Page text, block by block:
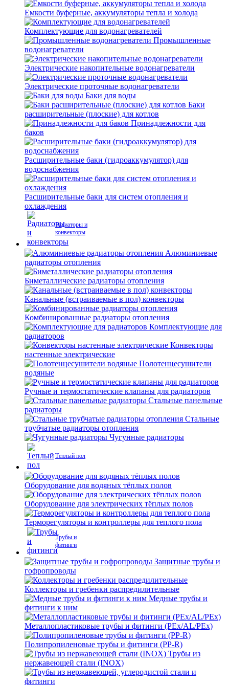
Емкости буферные, аккумуляторы тепла и холода
Комплектующие для водонагревателей
Промышленные
водонагреватели
Электрические накопительные водонагреватели
Электрические проточные водонагреватели
Баки для воды
Баки
расширительные (плоские) для котлов
Принадлежности для
баков
Расширительные баки (гидроаккумулятор) для
водоснабжения
Расширительные баки для систем отопления и
охлаждения
Радиаторы и
конвекторы
Алюминиевые
радиаторы отопления
Биметаллические радиаторы отопления
Канальные (встраиваемые в пол) конвекторы
Комбинированные радиаторы отопления
Комплектующие для
радиаторов
Конвекторы
настенные электрические
Полотенцесушители
водяные
Ручные и термостатические клапаны для радиаторов
Стальные панельные
радиаторы
Стальные
трубчатые радиаторы отопления
Чугунные радиаторы
Теплый пол
Оборудование для водяных тёплых полов
Оборудование для электрических тёплых полов
Терморегуляторы и контроллеры для теплого пола
Трубы и
фитинги
Защитные трубы и
гофропроводы
Коллекторы и гребенки распредилительные
Медные трубы и
фитинги к ним
Металлопластиковые трубы и фитинги (PEx/AL/PEx)
Полипропиленовые трубы и фитинги (PP-R)
Трубы из
нержавеющей стали (INOX)